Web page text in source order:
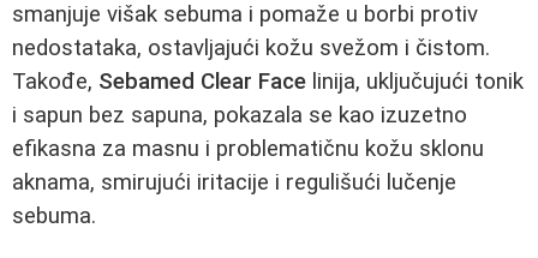
smanjuje višak sebuma i pomaže u borbi protiv
nedostataka, ostavljajući kožu svežom i čistom.
Takođe, Sebamed Clear Face linija, uključujući tonik
i sapun bez sapuna, pokazala se kao izuzetno
efikasna za masnu i problematičnu kožu sklonu
aknama, smirujući iritacije i regulišući lučenje
sebuma.